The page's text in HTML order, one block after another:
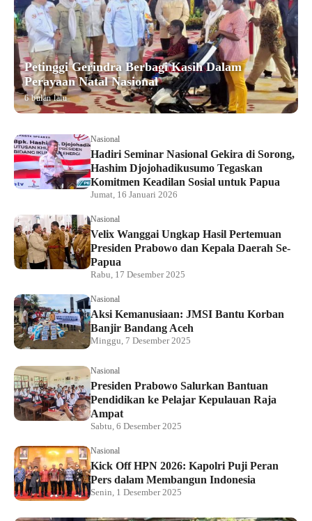
Petinggi Gerindra Berbagi Kasih Dalam
Perayaan Natal Nasional
6 bulan lalu
Nasional
Hadiri Seminar Nasional Gekira di Sorong,
Hashim Djojohadikusumo Tegaskan
Komitmen Keadilan Sosial untuk Papua
Jumat, 16 Januari 2026
Nasional
Velix Wanggai Ungkap Hasil Pertemuan
Presiden Prabowo dan Kepala Daerah Se-
Papua
Rabu, 17 Desember 2025
Nasional
Aksi Kemanusiaan: JMSI Bantu Korban
Banjir Bandang Aceh
Minggu, 7 Desember 2025
Nasional
Presiden Prabowo Salurkan Bantuan
Pendidikan ke Pelajar Kepulauan Raja
Ampat
Sabtu, 6 Desember 2025
Nasional
Kick Off HPN 2026: Kapolri Puji Peran
Pers dalam Membangun Indonesia
Senin, 1 Desember 2025